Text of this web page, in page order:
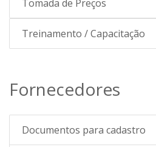
Tomada de Preços
Treinamento / Capacitação
Fornecedores
Documentos para cadastro